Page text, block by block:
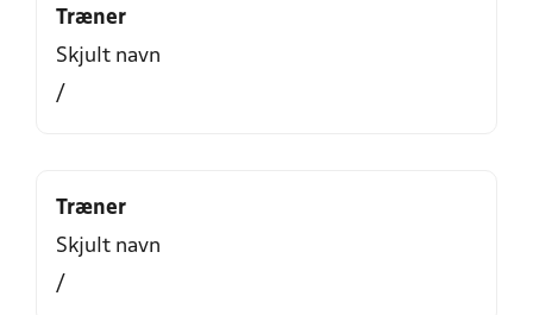
Træner
Skjult navn
/
Træner
Skjult navn
/